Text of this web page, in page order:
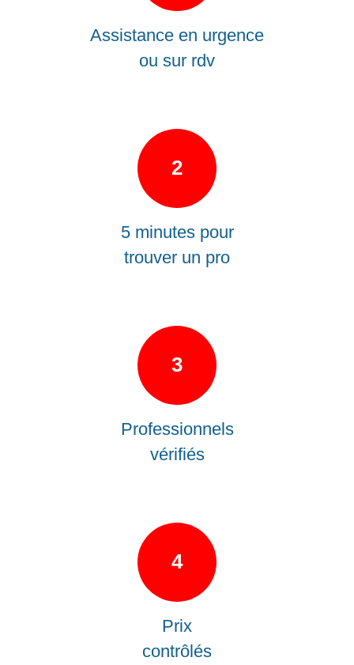
Assistance en urgence
ou sur rdv
2
5 minutes pour
trouver un pro
3
Professionnels
vérifiés
4
Prix
contrôlés